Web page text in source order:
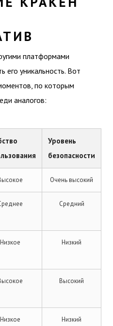
платформами
его уникальность. Вот
по которым
аналогов:
Уровень
безопасности
Очень высокий
Средний
Низкое Низкий
Высокий
Низкое Низкий